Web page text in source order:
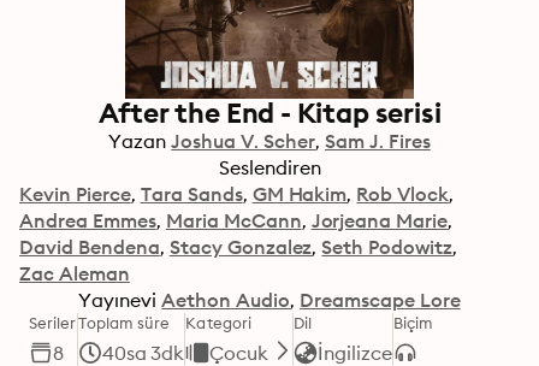
After the End - Kitap serisi
Yazan Joshua V. Scher Sam J. Fires
Seslendiren
Kevin Pierce Tara Sands GM Hakim Rob Vlock
Andrea Emmes Maria McCann Jorjeana Marie
David Bendena Stacy Gonzalez Seth Podowitz
Zac Aleman
Yayınevi Aethon Audio Dreamscape Lore
Seriler
8
Toplam süre
40sa 3dk
Kategori
Çocuk
Dil
İngilizce
Biçim